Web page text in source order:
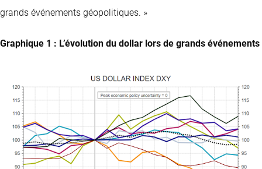
grands événements géopolitiques. »
Graphique 1 : L’évolution du dollar lors de grands événements